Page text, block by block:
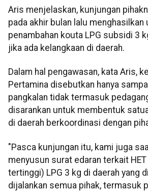
Aris menjelaskan, kunjungan
pada akhir bulan lalu menghasilkan
penambahan kouta LPG subsidi 3
jika ada kelangkaan di daerah.
Dalam hal pengawasan, kata Aris,
Pertamina disebutkan hanya
pangkalan tidak termasuk
disarankan untuk membentuk
di daerah berkoordinasi dengan
"Pasca kunjungan itu, kami juga
menyusun surat edaran terkait
tertinggi) LPG 3 kg di daerah yang
dijalankan semua pihak, termasuk